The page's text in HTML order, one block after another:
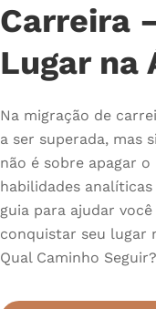
Carreira
Lugar na
Na migração de
a ser superada, mas
não é sobre apagar
habilidades
guia para ajudar
conquistar seu lugar
Qual Caminho Seguir?